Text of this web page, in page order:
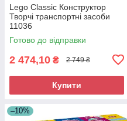
Lego Classic Конструктор
Творчі транспортні засоби
11036
Готово до відправки
2 474,10 ₴ 2 749 ₴
Купити
–10%